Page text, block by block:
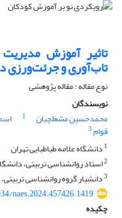
تاثیر آموزش
تاب‌آوری و جرئت‌ورزی
نوع مقاله : مقاله پژوهشی
نویسندگان
محمدحسین مشعلچیان
1
قوام3
1 دانشگاه علامه طباطبایی تهران
2استاد روانشناسی تربیتی،
3دانشیار گروه روانشناسی
naes.2024.457426.1419
چکیده